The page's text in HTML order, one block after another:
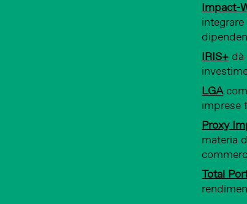
Impact-
IRIS+dà
LGA
imprese
Proxy
materia
Total